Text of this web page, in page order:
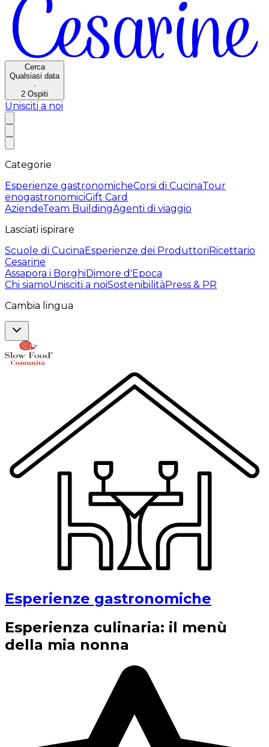
Cerca
Qualsiasi data
·
2 Ospiti
Unisciti a noi
Categorie
Esperienze gastronomicheCorsi di CucinaTour
enogastronomiciGift Card
AziendeTeam BuildingAgenti di viaggio
Lasciati ispirare
Scuole di CucinaEsperienze dei ProduttoriRicettario
Cesarine
Assapora i BorghiDimore d'Epoca
Chi siamoUnisciti a noiSostenibilitàPress & PR
Cambia lingua
Esperienze gastronomiche
Esperienza culinaria: il menù
della mia nonna